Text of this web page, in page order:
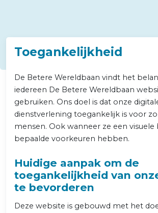
Toegankelijkheid
De Betere Wereldbaan vindt het
iedereen De Betere Wereldbaan
gebruiken. Ons doel is dat onze
dienstverlening toegankelijk is voor
mensen. Ook wanneer ze een
bepaalde voorkeuren hebben.
Huidige aanpak om de
toegankelijkheid van
te bevorderen
Deze website is gebouwd met het